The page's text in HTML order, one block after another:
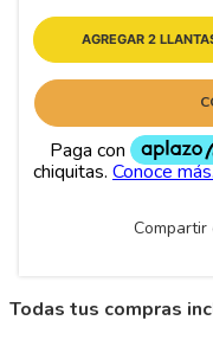
AGREGAR 2
Compartir
Todas tus compras